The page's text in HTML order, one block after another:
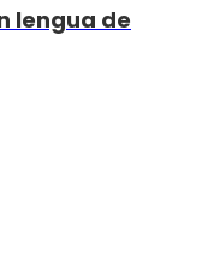
lengua de